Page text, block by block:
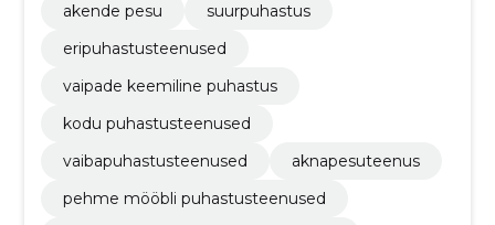
akende pesu
suurpuhastus
eripuhastusteenused
vaipade keemiline puhastus
kodu puhastusteenused
vaibapuhastusteenused
aknapesuteenus
pehme mööbli puhastusteenused